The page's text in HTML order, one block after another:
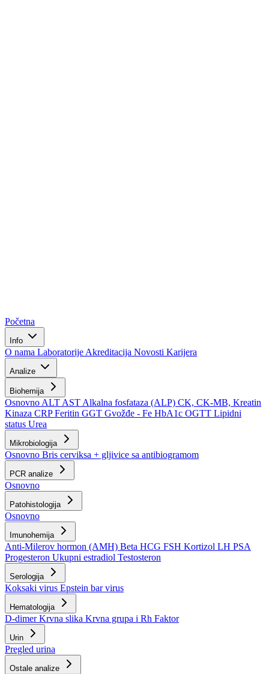
Početna
Info
O nama Laboratorije Akreditacija Novosti Karijera
Analize
Biohemija
Osnovno ALT AST Alkalna fosfataza (ALP) CK, CK-MB, Kreatin
Kinaza CRPFeritin GGT Gvožđe - Fe HbA1c OGTT Lipidni
status Urea
Mikrobiologija
Osnovno Bris cerviksa + gljivice sa antibiogramom
PCR analize
Osnovno
Patohistologija
Osnovno
Imunohemija
Anti-Milerov hormon (AMH) Beta HCG FSH Kortizol LH PSA
Progesteron Ukupni estradiol Testosteron
Serologija
Koksaki virus Epstein bar virus
Hematologija
D-dimerKrvna slika Krvna grupa i Rh Faktor
Urin
Pregled urina
Ostale analize